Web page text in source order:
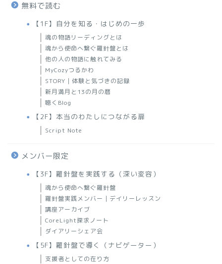
無料で読む
【1F】自分を知る・はじめの一歩
魂の物語リーディングとは
魂から使命へ繋ぐ羅針盤とは
他の人の物語に触れてみる
MyCozyつるかわ
STORY｜体験と気づきの記録
新月満月と13の月の暦
聴くBlog
【2F】本当のわたしにつながる扉
Script Note
メンバー限定
【3F】羅針盤を実践する（深い変容）
魂から使命へ繋ぐ羅針盤
羅針盤実践メンバー｜デイリーレッスン
講座アーカイブ
CoreLight探求ノート
ダイアリーシェア会
【5F】羅針盤で導く（ナビゲーター）
支援者としての在り方